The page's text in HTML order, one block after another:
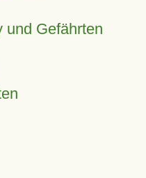
und Gefährten